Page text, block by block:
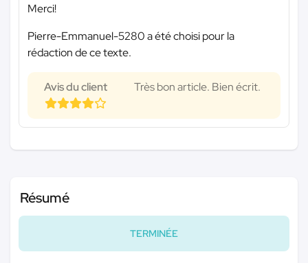
Merci!
Pierre-Emmanuel-5280 a été choisi pour la
rédaction de ce texte.
Avis du client Très bon article. Bien écrit.
Résumé
TERMINÉE